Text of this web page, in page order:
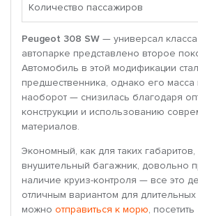
Количество пассажиров
Peugeot 308 SW — универсал
автопарке представлено второе
Автомобиль в этой модификации
предшественника, однако его масса
наоборот — снизилась благодаря
конструкции и использованию
материалов.
Экономный, как для таких габаритов,
внушительный багажник, довольно
наличие круиз-контроля — все это
отличным вариантом для
можно отправиться к морю, посетить